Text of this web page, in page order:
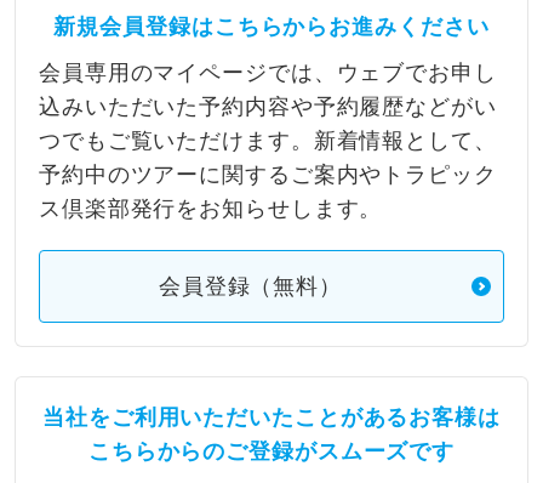
新規会員登録はこちらからお進みください
会員専用のマイページでは、ウェブでお申し
込みいただいた予約内容や予約履歴などがい
つでもご覧いただけます。新着情報として、
予約中のツアーに関するご案内やトラピック
ス倶楽部発行をお知らせします。
会員登録（無料）
当社をご利用いただいたことがあるお客様は
こちらからのご登録がスムーズです